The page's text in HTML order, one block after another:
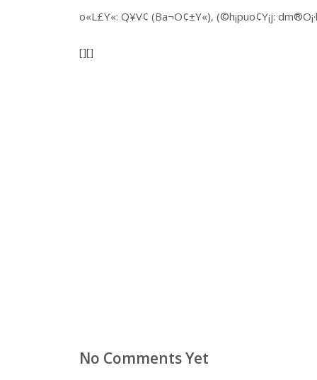
o«L£Y«: Q¥V¢ (Ba¬O¢±Y«), (©h¡puo¢Y¡j:
[][]
No Comments Yet